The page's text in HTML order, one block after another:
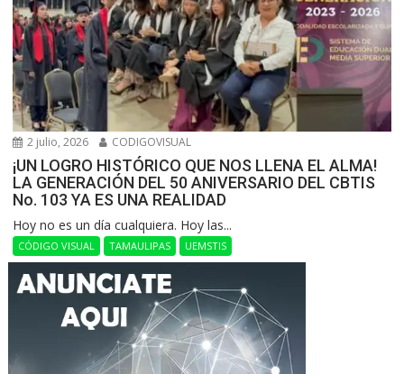
2 julio, 2026 CODIGOVISUAL
¡UN LOGRO HISTÓRICO QUE NOS LLENA EL ALMA!
LA GENERACIÓN DEL 50 ANIVERSARIO DEL CBTIS
No. 103 YA ES UNA REALIDAD
Hoy no es un día cualquiera. Hoy las...
CÓDIGO VISUAL TAMAULIPAS UEMSTIS